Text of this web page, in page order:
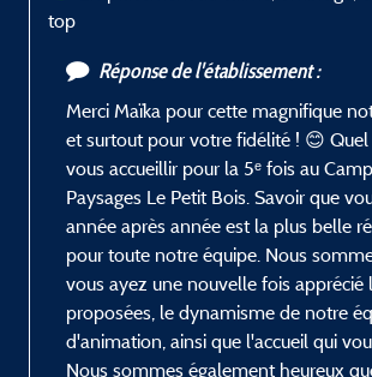
top
Réponse de l'établissement :
Merci Maïka pour cette magnifique
et surtout pour votre fidélité ! 😊
vous accueillir pour la 5ᵉ fois au
Paysages Le Petit Bois. Savoir que
année après année est la plus belle
pour toute notre équipe. Nous
vous ayez une nouvelle fois apprécié
proposées, le dynamisme de notre
d'animation, ainsi que l'accueil qui
Nous sommes également heureux